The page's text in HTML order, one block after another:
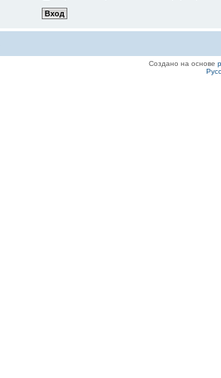
Создано на основе